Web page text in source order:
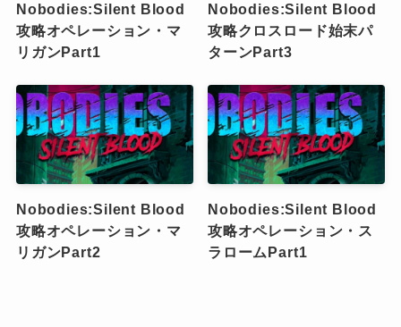
Nobodies:Silent Blood
攻略オペレーション・マ
リガンPart1
Nobodies:Silent Blood
攻略クロスロード始末パ
ターンPart3
Nobodies:Silent Blood
攻略オペレーション・マ
リガンPart2
Nobodies:Silent Blood
攻略オペレーション・ス
ラロームPart1